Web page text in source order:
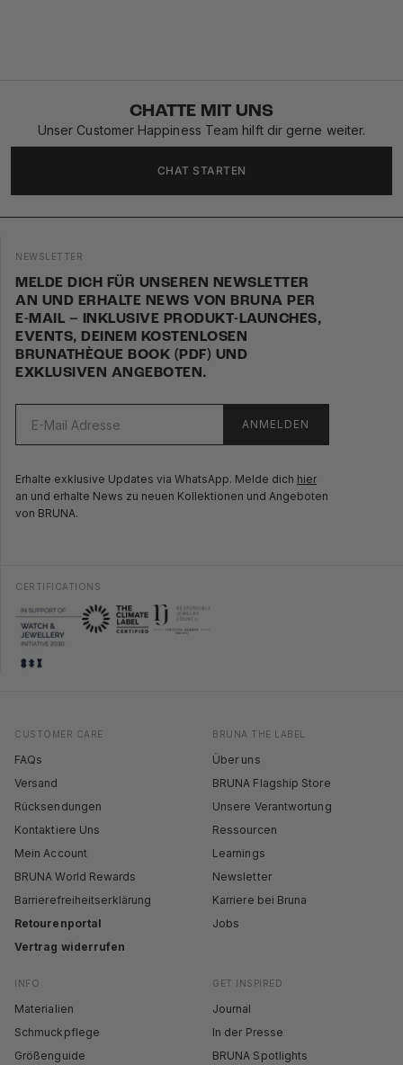
CHATTE MIT UNS
Unser Customer Happiness Team hilft dir gerne weiter.
CHAT STARTEN
CUSTOMER CARE
FAQs
Versand
Rücksendungen
Kontaktiere Uns
Mein Account
BRUNA World Rewards
Barrierefreiheitserklärung
Retourenportal
Vertrag widerrufen
BRUNA THE LABEL
Über uns
BRUNA Flagship Store
Unsere Verantwortung
Ressourcen
Learnings
Newsletter
Karriere bei Bruna
Jobs
INFO
Materialien
Schmuckpflege
Größenguide
GET INSPIRED
Journal
In der Presse
BRUNA Spotlights
NEWSLETTER
MELDE DICH FÜR UNSEREN NEWSLETTER
AN UND ERHALTE NEWS VON BRUNA PER
E-MAIL – INKLUSIVE PRODUKT-LAUNCHES,
EVENTS, DEINEM KOSTENLOSEN
BRUNATHÈQUE BOOK (PDF) UND
EXKLUSIVEN ANGEBOTEN.
ANMELDEN
Erhalte exklusive Updates via WhatsApp. Melde dich hier
an und erhalte News zu neuen Kollektionen und Angeboten
von BRUNA.
CERTIFICATIONS